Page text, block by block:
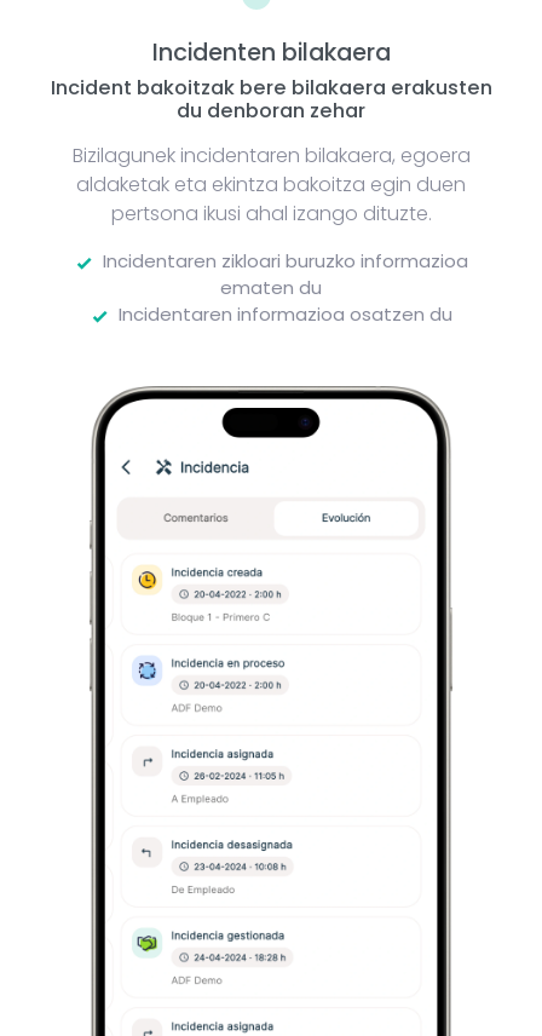
Incidenten bilakaera
Incident bakoitzak bere bilakaera erakusten
du denboran zehar
Bizilagunek incidentaren bilakaera, egoera
aldaketak eta ekintza bakoitza egin duen
pertsona ikusi ahal izango dituzte.
Incidentaren zikloari buruzko informazioa
ematen du
Incidentaren informazioa osatzen du